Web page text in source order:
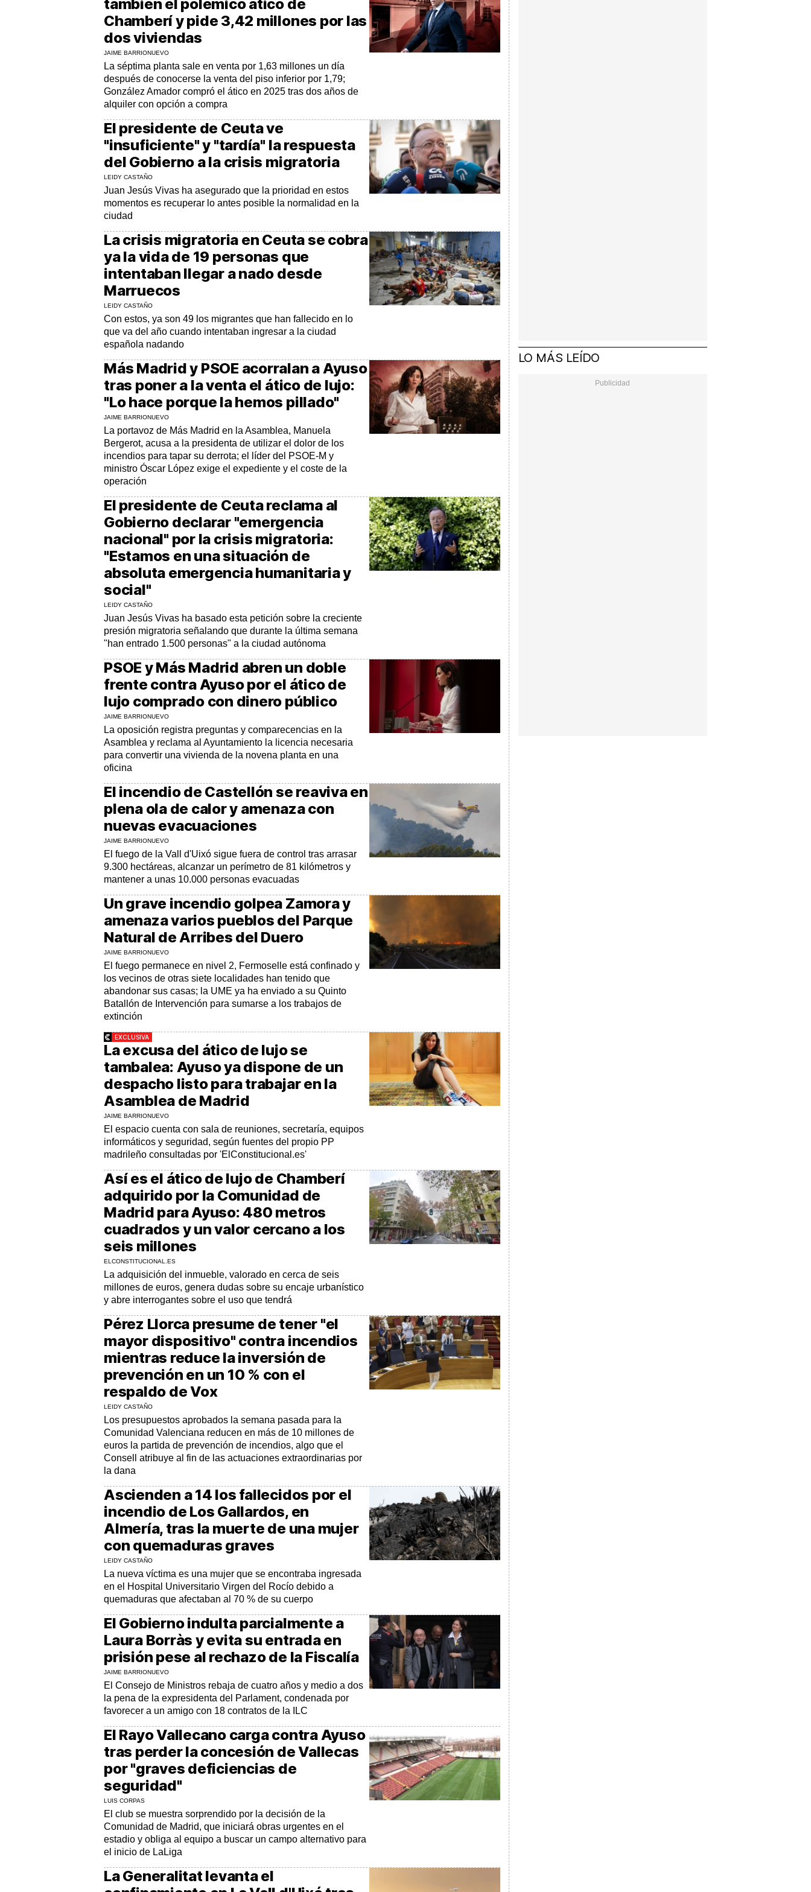
también el polémico ático de
Chamberí y pide 3,42 millones por las
dos viviendas
JAIME BARRIONUEVO
La séptima planta sale en venta por 1,63 millones un día
después de conocerse la venta del piso inferior por 1,79;
González Amador compró el ático en 2025 tras dos años de
alquiler con opción a compra
El presidente de Ceuta ve
"insuficiente" y "tardía" la respuesta
del Gobierno a la crisis migratoria
LEIDY CASTAÑO
Juan Jesús Vivas ha asegurado que la prioridad en estos
momentos es recuperar lo antes posible la normalidad en la
ciudad
La crisis migratoria en Ceuta se cobra
ya la vida de 19 personas que
intentaban llegar a nado desde
Marruecos
LEIDY CASTAÑO
Con estos, ya son 49 los migrantes que han fallecido en lo
que va del año cuando intentaban ingresar a la ciudad
española nadando
Más Madrid y PSOE acorralan a Ayuso
tras poner a la venta el ático de lujo:
"Lo hace porque la hemos pillado"
JAIME BARRIONUEVO
La portavoz de Más Madrid en la Asamblea, Manuela
Bergerot, acusa a la presidenta de utilizar el dolor de los
incendios para tapar su derrota; el líder del PSOE-M y
ministro Óscar López exige el expediente y el coste de la
operación
El presidente de Ceuta reclama al
Gobierno declarar "emergencia
nacional" por la crisis migratoria:
"Estamos en una situación de
absoluta emergencia humanitaria y
social"
LEIDY CASTAÑO
Juan Jesús Vivas ha basado esta petición sobre la creciente
presión migratoria señalando que durante la última semana
"han entrado 1.500 personas" a la ciudad autónoma
PSOE y Más Madrid abren un doble
frente contra Ayuso por el ático de
lujo comprado con dinero público
JAIME BARRIONUEVO
La oposición registra preguntas y comparecencias en la
Asamblea y reclama al Ayuntamiento la licencia necesaria
para convertir una vivienda de la novena planta en una
oficina
El incendio de Castellón se reaviva en
plena ola de calor y amenaza con
nuevas evacuaciones
JAIME BARRIONUEVO
El fuego de la Vall d'Uixó sigue fuera de control tras arrasar
9.300 hectáreas, alcanzar un perímetro de 81 kilómetros y
mantener a unas 10.000 personas evacuadas
Un grave incendio golpea Zamora y
amenaza varios pueblos del Parque
Natural de Arribes del Duero
JAIME BARRIONUEVO
El fuego permanece en nivel 2, Fermoselle está confinado y
los vecinos de otras siete localidades han tenido que
abandonar sus casas; la UME ya ha enviado a su Quinto
Batallón de Intervención para sumarse a los trabajos de
extinción
EXCLUSIVA
La excusa del ático de lujo se
tambalea: Ayuso ya dispone de un
despacho listo para trabajar en la
Asamblea de Madrid
JAIME BARRIONUEVO
El espacio cuenta con sala de reuniones, secretaría, equipos
informáticos y seguridad, según fuentes del propio PP
madrileño consultadas por 'ElConstitucional.es'
Así es el ático de lujo de Chamberí
adquirido por la Comunidad de
Madrid para Ayuso: 480 metros
cuadrados y un valor cercano a los
seis millones
ELCONSTITUCIONAL.ES
La adquisición del inmueble, valorado en cerca de seis
millones de euros, genera dudas sobre su encaje urbanístico
y abre interrogantes sobre el uso que tendrá
Pérez Llorca presume de tener "el
mayor dispositivo" contra incendios
mientras reduce la inversión de
prevención en un 10 % con el
respaldo de Vox
LEIDY CASTAÑO
Los presupuestos aprobados la semana pasada para la
Comunidad Valenciana reducen en más de 10 millones de
euros la partida de prevención de incendios, algo que el
Consell atribuye al fin de las actuaciones extraordinarias por
la dana
Ascienden a 14 los fallecidos por el
incendio de Los Gallardos, en
Almería, tras la muerte de una mujer
con quemaduras graves
LEIDY CASTAÑO
La nueva víctima es una mujer que se encontraba ingresada
en el Hospital Universitario Virgen del Rocío debido a
quemaduras que afectaban al 70 % de su cuerpo
El Gobierno indulta parcialmente a
Laura Borràs y evita su entrada en
prisión pese al rechazo de la Fiscalía
JAIME BARRIONUEVO
El Consejo de Ministros rebaja de cuatro años y medio a dos
la pena de la expresidenta del Parlament, condenada por
favorecer a un amigo con 18 contratos de la ILC
El Rayo Vallecano carga contra Ayuso
tras perder la concesión de Vallecas
por "graves deficiencias de
seguridad"
LUIS CORPAS
El club se muestra sorprendido por la decisión de la
Comunidad de Madrid, que iniciará obras urgentes en el
estadio y obliga al equipo a buscar un campo alternativo para
el inicio de LaLiga
La Generalitat levanta el
LO MÁS LEÍDO